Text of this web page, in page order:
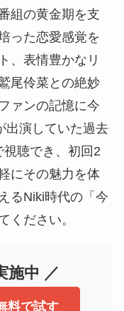
組の黄金期を支
った恋愛感覚を
、表情豊かなリ
尾伶菜との絶妙
ァンの記憶に今
出演していた過去
聴でき、初回2
にその魅力を体
るNiki時代の「今
ください。
施中 ／
料で試す